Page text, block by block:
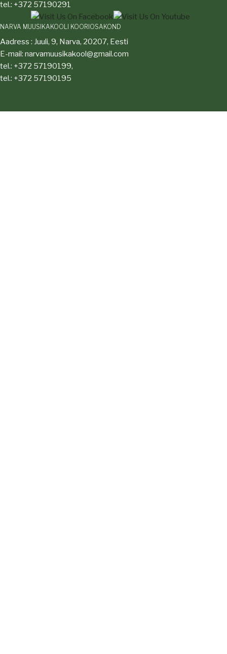
tel.: +372 57190291
NARVA MUUSIKAKOOLI KOORIOSAKOND
Aadress : Juuli, 9, Narva, 20207, Eesti
E-mail: narvamuusikakool@gmail.com
tel.: +372 57190199,
tel.: +372 57190195